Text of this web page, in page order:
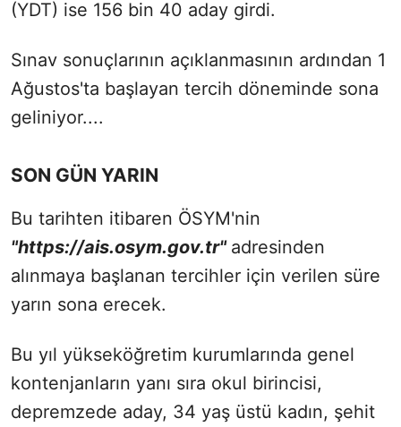
(YDT) ise 156 bin 40 aday girdi.
Sınav sonuçlarının açıklanmasının ardından 1
Ağustos'ta başlayan tercih döneminde sona
geliniyor....
SON GÜN YARIN
Bu tarihten itibaren ÖSYM'nin
"https://ais.osym.gov.tr" adresinden
alınmaya başlanan tercihler için verilen süre
yarın sona erecek.
Bu yıl yükseköğretim kurumlarında genel
kontenjanların yanı sıra okul birincisi,
depremzede aday, 34 yaş üstü kadın, şehit